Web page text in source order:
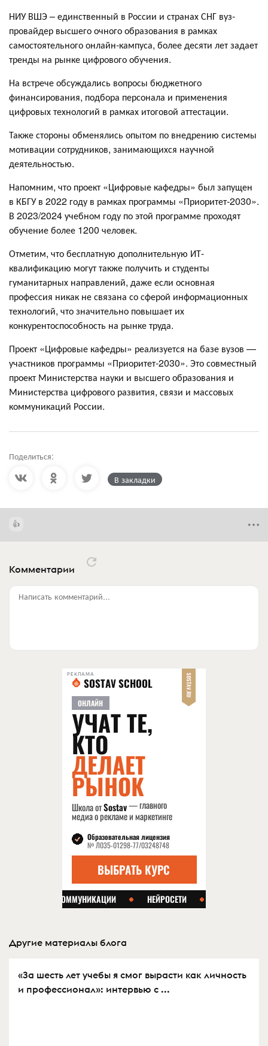
НИУ ВШЭ – единственный в России и странах СНГ вуз-
провайдер высшего очного образования в рамках
самостоятельного онлайн-кампуса, более десяти лет задает
тренды на рынке цифрового обучения.
На встрече обсуждались вопросы бюджетного
финансирования, подбора персонала и применения
цифровых технологий в рамках итоговой аттестации.
Также стороны обменялись опытом по внедрению системы
мотивации сотрудников, занимающихся научной
деятельностью.
Напомним, что проект «Цифровые кафедры» был запущен
в КБГУ в 2022 году в рамках программы «Приоритет-2030».
В 2023/2024 учебном году по этой программе проходят
обучение более 1200 человек.
Отметим, что бесплатную дополнительную ИТ-
квалификацию могут также получить и студенты
гуманитарных направлений, даже если основная
профессия никак не связана со сферой информационных
технологий, что значительно повышает их
конкурентоспособность на рынке труда.
Проект «Цифровые кафедры» реализуется на базе вузов —
участников программы «Приоритет-2030». Это совместный
проект Министерства науки и высшего образования и
Министерства цифрового развития, связи и массовых
коммуникаций России.
Поделиться:
В закладки
Комментарии
Написать комментарий...
РЕКЛАМА
Другие материалы блога
«За шесть лет учебы я смог вырасти как личность
и профессионал»: интервью с ...